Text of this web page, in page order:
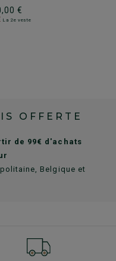
€
La 2e veste
OFFERTE
de 99€ d'achats
Belgique et